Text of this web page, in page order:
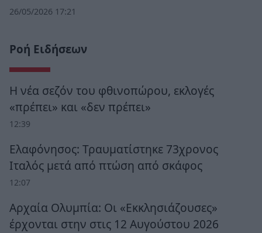
26/05/2026 17:21
Ροή Ειδήσεων
Η νέα σεζόν του φθινοπώρου, εκλογές
«πρέπει» και «δεν πρέπει»
12:39
Ελαφόνησος: Τραυματίστηκε 73χρονος
Ιταλός μετά από πτώση από σκάφος
12:07
Αρχαία Ολυμπία: Οι «Εκκλησιάζουσες»
έρχονται στην στις 12 Αυγούστου 2026